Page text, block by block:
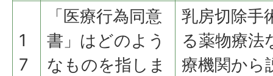
1
7
「医療行為同意
書」はどのよう
なものを指しま
乳房切除手
る薬物療法
療機関から